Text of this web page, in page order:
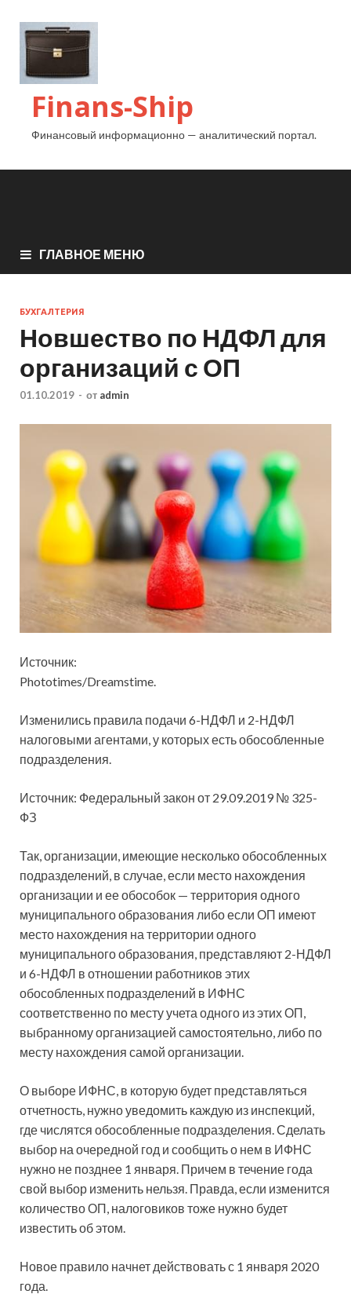
Finans-Ship
Финансовый информационно — аналитический портал.
ГЛАВНОЕ МЕНЮ
БУХГАЛТЕРИЯ
Новшество по НДФЛ для
организаций с ОП
01.10.2019 - от admin
Источник:
Phototimes/Dreamstime.
Изменились правила подачи 6-НДФЛ и 2-НДФЛ
налоговыми агентами, у которых есть обособленные
подразделения.
Источник: Федеральный закон от 29.09.2019 № 325-
ФЗ
Так, организации, имеющие несколько обособленных
подразделений, в случае, если место нахождения
организации и ее обособок — территория одного
муниципального образования либо если ОП имеют
место нахождения на территории одного
муниципального образования, представляют 2-НДФЛ
и 6-НДФЛ в отношении работников этих
обособленных подразделений в ИФНС
соответственно по месту учета одного из этих ОП,
выбранному организацией самостоятельно, либо по
месту нахождения самой организации.
О выборе ИФНС, в которую будет представляться
отчетность, нужно уведомить каждую из инспекций,
где числятся обособленные подразделения. Сделать
выбор на очередной год и сообщить о нем в ИФНС
нужно не позднее 1 января. Причем в течение года
свой выбор изменить нельзя. Правда, если изменится
количество ОП, налоговиков тоже нужно будет
известить об этом.
Новое правило начнет действовать с 1 января 2020
года.